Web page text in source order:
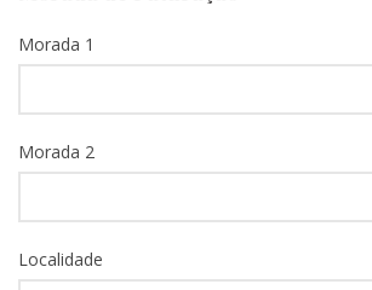
Morada 1
Morada 2
Localidade